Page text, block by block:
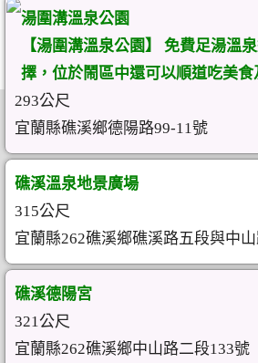
湯圍溝溫泉公園
【湯圍溝溫泉公園】 免費足湯溫
擇，位於鬧區中還可以順道吃美
293公尺
宜蘭縣礁溪鄉德陽路99-11號
礁溪溫泉地景廣場
315公尺
宜蘭縣262礁溪鄉礁溪路五段與中
礁溪德陽宮
321公尺
宜蘭縣262礁溪鄉中山路二段133號